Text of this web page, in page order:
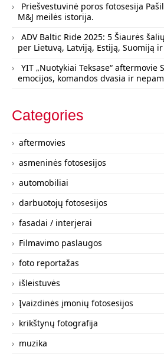
Priešvestuvinė poros fotosesija
M&J meilės istorija.
ADV Baltic Ride 2025: 5 Šiaurės
per Lietuvą, Latviją, Estiją, Suomiją
YIT „Nuotykiai Teksase“ aftermovie
emocijos, komandos dvasia ir
Categories
aftermovies
asmeninės fotosesijos
automobiliai
darbuotojų fotosesijos
fasadai / interjerai
Filmavimo paslaugos
foto reportažas
išleistuvės
Įvaizdinės įmonių fotosesijos
krikštynų fotografija
muzika